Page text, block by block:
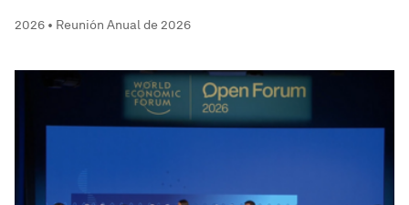
2026 • Reunión Anual de 2026